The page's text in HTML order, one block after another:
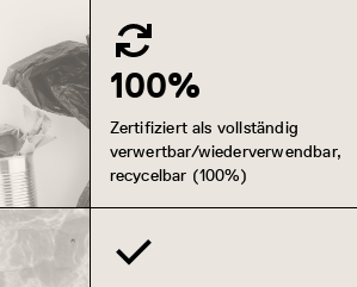
100%
Zertifiziert als vollständig
verwertbar/wiederverwendbar,
recycelbar (100%)